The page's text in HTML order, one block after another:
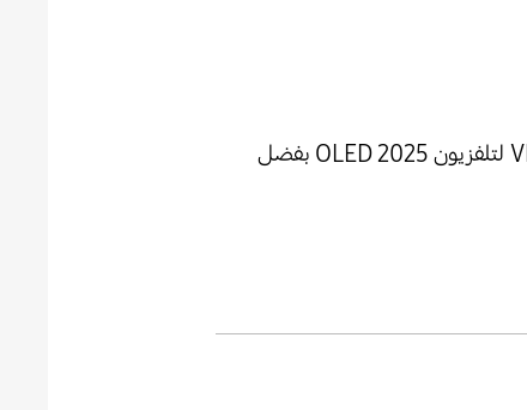
سامسونج تحصل على شهادة Real Black من VDE لتلفزيون OLED 2025 بفضل